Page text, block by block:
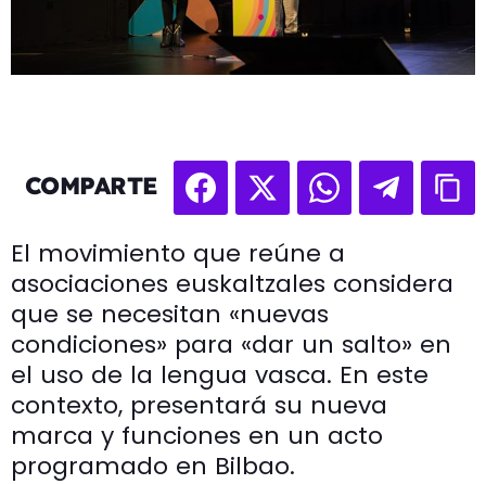
COMPARTE
El movimiento que reúne a
asociaciones euskaltzales considera
que se necesitan «nuevas
condiciones» para «dar un salto» en
el uso de la lengua vasca. En este
contexto, presentará su nueva
marca y funciones en un acto
programado en Bilbao.